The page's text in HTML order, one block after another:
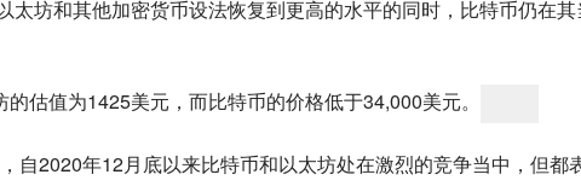
太坊和其他加密货币设法恢复到更高的水平的同时，比特币仍在
估值为1425美元，而比特币的价格低于34,000美元。
自2020年12月底以来比特币和以太坊处在激烈的竞争当中，但都